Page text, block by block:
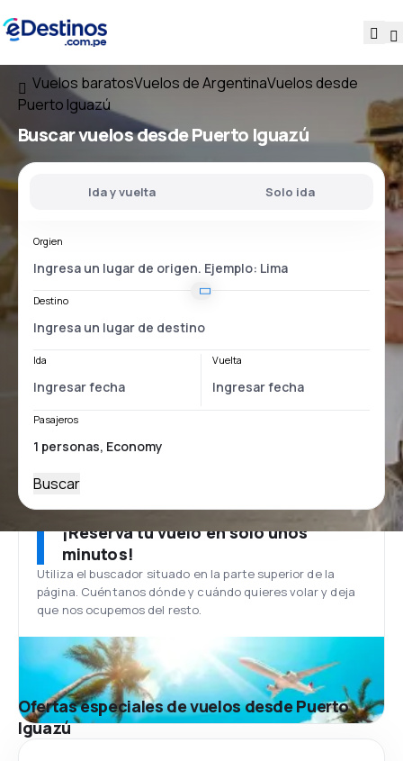
Vuelos baratosVuelos de ArgentinaVuelos desde
Puerto Iguazú
Buscar vuelosdesde Puerto Iguazú
Ida y vuelta Solo ida
Orgien
Destino
Ida Vuelta
Pasajeros
Buscar
¡Reserva tu vuelo en solo unos
minutos!
Utiliza el buscador situado en la parte superior de la
página. Cuéntanos dónde y cuándo quieres volar y deja
que nos ocupemos del resto.
Ofertas especiales de vuelos desde Puerto
Iguazú